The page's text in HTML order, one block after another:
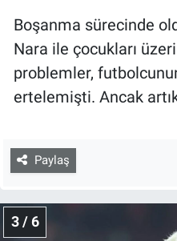
Boşanma sürecinde
Nara ile çocukları
problemler,
ertelemişti. Ancak
Paylaş
3 / 6